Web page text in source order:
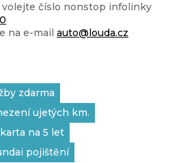
zdarma
ujetých km.
na 5 let
pojištění
volejte číslo nonstop infolinky
na e-mail auto@louda.cz